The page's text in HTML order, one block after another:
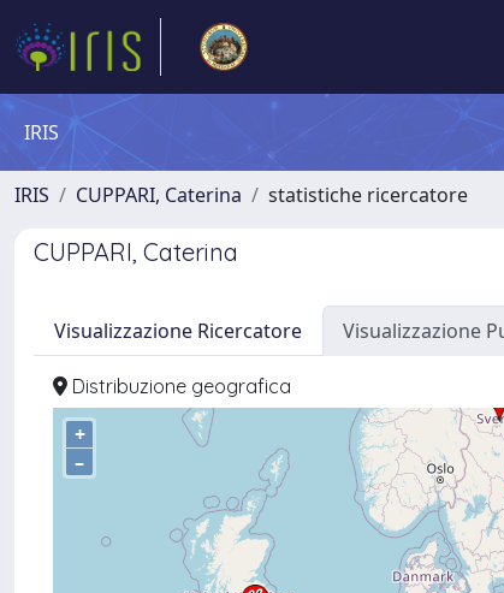
IRIS
IRIS CUPPARI, Caterina statistiche ricercatore
CUPPARI, Caterina
Visualizzazione Ricercatore Visualizzazione
Distribuzione geografica
+
–